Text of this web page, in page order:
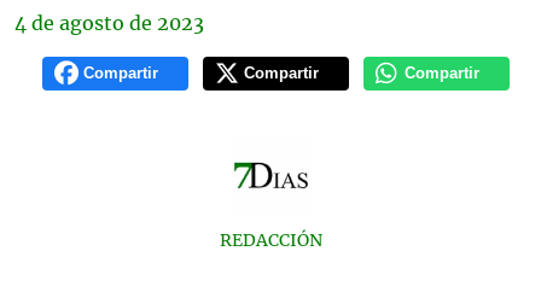
4 de agosto de 2023
Compartir Compartir Compartir
REDACCIÓN